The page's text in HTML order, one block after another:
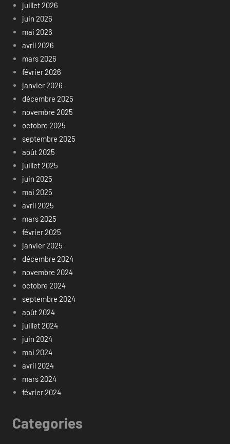
juillet 2026
juin 2026
mai 2026
avril 2026
mars 2026
février 2026
janvier 2026
décembre 2025
novembre 2025
octobre 2025
septembre 2025
août 2025
juillet 2025
juin 2025
mai 2025
avril 2025
mars 2025
février 2025
janvier 2025
décembre 2024
novembre 2024
octobre 2024
septembre 2024
août 2024
juillet 2024
juin 2024
mai 2024
avril 2024
mars 2024
février 2024
Categories